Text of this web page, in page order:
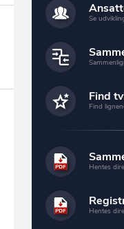
Se
Find
Find
Hentes
Hentes